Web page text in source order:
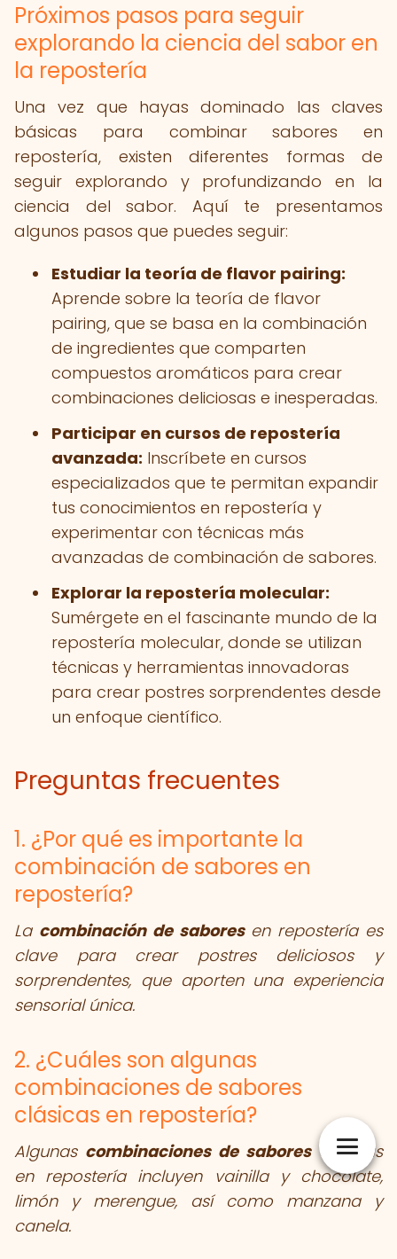
Próximos pasos para seguir
explorando la ciencia del sabor en
la repostería
Una vez que hayas dominado las claves
básicas para combinar sabores en
repostería, existen diferentes formas de
seguir explorando y profundizando en la
ciencia del sabor. Aquí te presentamos
algunos pasos que puedes seguir:
Estudiar la teoría de flavor pairing:
Aprende sobre la teoría de flavor
pairing, que se basa en la combinación
de ingredientes que comparten
compuestos aromáticos para crear
combinaciones deliciosas e inesperadas.
Participar en cursos de repostería
avanzada: Inscríbete en cursos
especializados que te permitan expandir
tus conocimientos en repostería y
experimentar con técnicas más
avanzadas de combinación de sabores.
Explorar la repostería molecular:
Sumérgete en el fascinante mundo de la
repostería molecular, donde se utilizan
técnicas y herramientas innovadoras
para crear postres sorprendentes desde
un enfoque científico.
Preguntas frecuentes
1. ¿Por qué es importante la
combinación de sabores en
repostería?
La combinación de saboresen repostería es
clave para crear postres deliciosos y
sorprendentes, que aporten una experiencia
sensorial única.
2. ¿Cuáles son algunas
combinaciones de sabores
clásicas en repostería?
Algunas combinaciones de saboresclásicas
en repostería incluyen vainilla y chocolate,
limón y merengue, así como manzana y
canela.